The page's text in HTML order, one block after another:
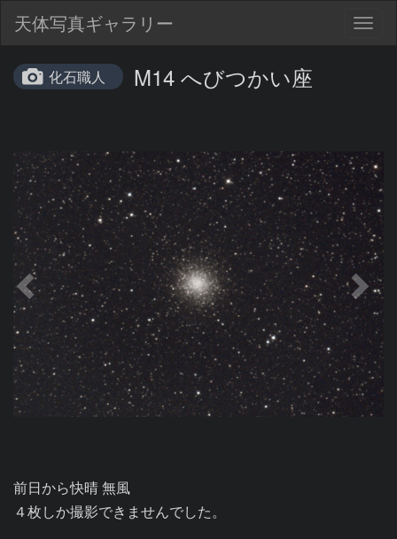
天体写真ギャラリー
化石職人 M14 へびつかい座
前日から快晴 無風
４枚しか撮影できませんでした。